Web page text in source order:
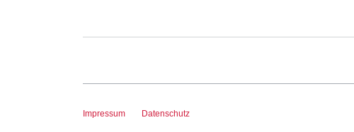
Impressum Datenschutz